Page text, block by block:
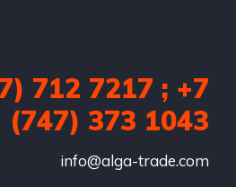
712 7217 ; +7
(747) 373 1043
info@alga-trade.com